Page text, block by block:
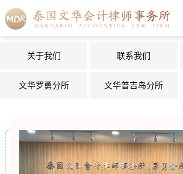
关于我们 联系我们
文华罗勇分所 文华普吉岛分所